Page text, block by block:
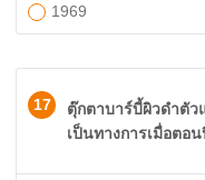
1969
17
ตุ๊กตาบาร์บี้ผิวดำตั
เป็นทางการเมื่อตอ